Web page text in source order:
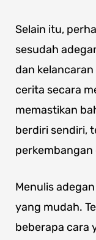
Selain itu,
sesudah
dan
cerita secara
memastikan
berdiri sendiri,
Menulis
yang mudah.
beberapa cara